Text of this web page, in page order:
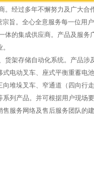
经过多年不懈努力及广大合
宗旨。全心全意服务每一位用
的集成供应商。产品及服务
架存储自动化系统。产品涉
电动叉车、座式平衡重蓄电
向堆垛叉车、窄通道（四向行
列产品。并可根据用户现场
服务网络及售后服务团队的